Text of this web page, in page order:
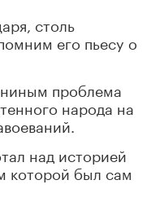
столь
его пьесу о
проблема
народа на
над историей
которой был сам